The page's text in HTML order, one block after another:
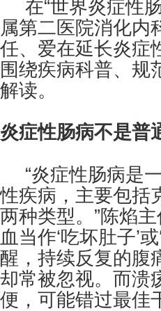
在“世界炎症性
属第二医院消化内
任、爱在延长炎症
围绕疾病科普、规
解读。
炎症性肠病不是普
“炎症性肠病是
性疾病，主要包括
两种类型。”陈焰
血当作‘吃坏肚子’
醒，持续反复的腹
却常被忽视。而溃
便，可能错过最佳